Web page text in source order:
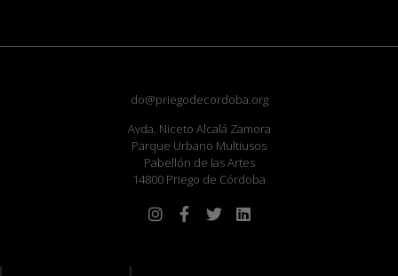
do@priegodecordoba.org
Avda. Niceto Alcalá Zamora
Parque Urbano Multiusos
Pabellón de las Artes
14800 Priego de Córdoba